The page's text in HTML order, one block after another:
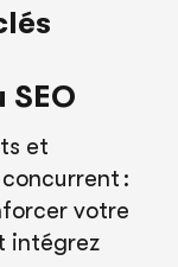
et
:
votre
intégrez